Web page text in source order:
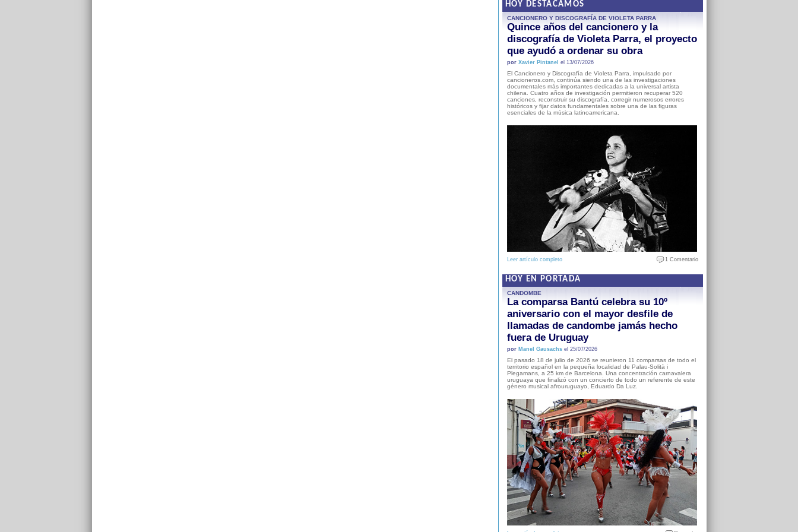
HOY DESTACAMOS
CANCIONERO Y DISCOGRAFÍA DE VIOLETA PARRA
Quince años del cancionero y la
discografía de Violeta Parra, el proyecto
que ayudó a ordenar su obra
por Xavier Pintanel el 13/07/2026
El Cancionero y Discografía de Violeta Parra, impulsado por
cancioneros.com, continúa siendo una de las investigaciones
documentales más importantes dedicadas a la universal artista
chilena. Cuatro años de investigación permitieron recuperar 520
canciones, reconstruir su discografía, corregir numerosos errores
históricos y fijar datos fundamentales sobre una de las figuras
esenciales de la música latinoamericana.
Leer artículo completo 1 Comentario
HOY EN PORTADA
CANDOMBE
La comparsa Bantú celebra su 10º
aniversario con el mayor desfile de
llamadas de candombe jamás hecho
fuera de Uruguay
por Manel Gausachsel 25/07/2026
El pasado 18 de julio de 2026 se reunieron 11 comparsas de todo el
territorio español en la pequeña localidad de Palau-Solità i
Plegamans, a 25 km de Barcelona. Una concentración carnavalera
uruguaya que finalizó con un concierto de todo un referente de este
género musical afrouruguayo, Eduardo Da Luz.